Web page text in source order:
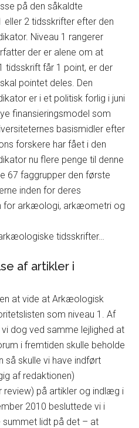
på den såkaldte
2 tidsskrifter efter den
Niveau 1 rangerer
der er alene om at
tidsskrift får 1 point, er der
pointet deles. Den
er i et politisk forlig i juni
finansieringsmodel som
basismidler efter
forskere har fået i den
nu flere penge til denne
67 faggrupper den første
inden for deres
for arkæologi, arkæometri og
tidsskrifter…
af artikler i
at vide at Arkæologisk
som niveau 1. Af
dog ved samme lejlighed at
i fremtiden skulle beholde
så skulle vi have indført
af redaktionen)
på artikler og indlæg i
2010 besluttede vi i
lidt på det – at